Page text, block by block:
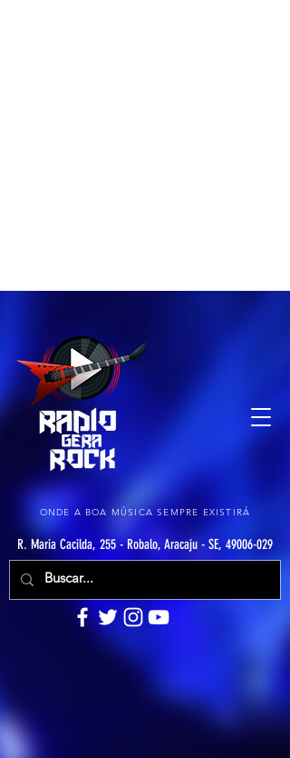
ONDE A BOA MÚSICA SEMPRE EXISTIRÁ
R. Maria Cacilda, 255 - Robalo, Aracaju - SE, 49006-029